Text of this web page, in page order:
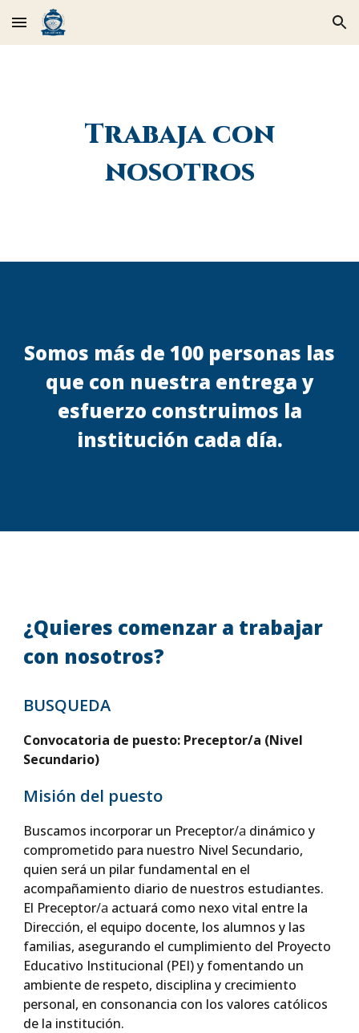
Skip to main content Skip to navigation
Trabaja con
nosotros
Somos más de 100 personas las
que con nuestra entrega y
esfuerzo construimos la
institución cada día.
¿Quieres comenzar a trabajar
con nosotros?
BUSQUEDA
Convocatoria de puesto: Preceptor/a (Nivel
Secundario)
Misión del puesto
Buscamos incorporar un Preceptor/a dinámico y
comprometido para nuestro Nivel Secundario,
quien será un pilar fundamental en el
acompañamiento diario de nuestros estudiantes.
El Preceptor/a actuará como nexo vital entre la
Dirección, el equipo docente, los alumnos y las
familias, asegurando el cumplimiento del Proyecto
Educativo Institucional (PEI) y fomentando un
ambiente de respeto, disciplina y crecimiento
personal, en consonancia con los valores católicos
de la institución.